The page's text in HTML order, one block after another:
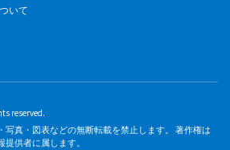
いて
reserved.
写真・図表などの無断転載を禁止します。 著作権は
供者に属します。